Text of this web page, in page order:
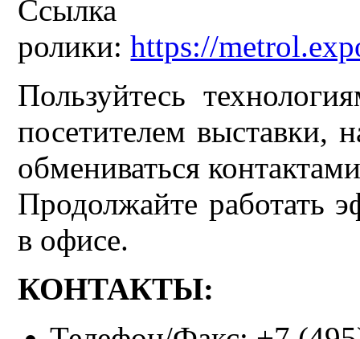
Ссылка
ролики:https://
Пользуйтесь
посетителем выставки,
обмениваться
Продолжайте работать
в офисе.
КОНТАКТЫ: